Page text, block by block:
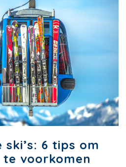
ski’s: 6 tips om
te voorkomen